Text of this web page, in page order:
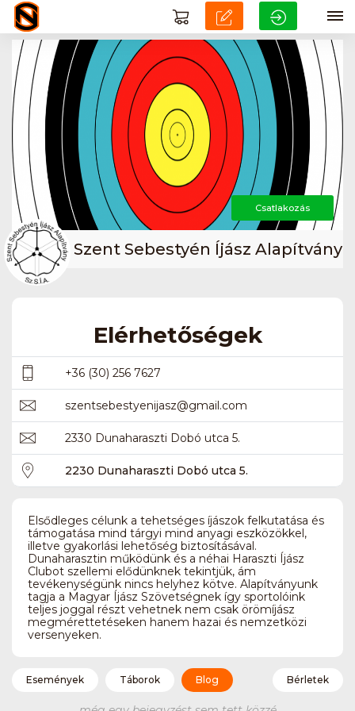
Csatlakozás
Szent Sebestyén Íjász Alapítvány
Elérhetőségek
+36 (30) 256 7627
szentsebestyenijasz@gmail.com
2330 Dunaharaszti Dobó utca 5.
2230 Dunaharaszti Dobó utca 5.
Elsődleges célunk a tehetséges íjászok felkutatása és
támogatása mind tárgyi mind anyagi eszközökkel,
illetve gyakorlási lehetőség biztosításával.
Dunaharasztin működünk és a néhai Haraszti Íjász
Clubot szellemi elődünknek tekintjük, ám
tevékenységünk nincs helyhez kötve. Alapítványunk
tagja a Magyar Íjász Szövetségnek így sportolóink
teljes joggal részt vehetnek nem csak örömíjász
megmérettetéseken hanem hazai és nemzetközi
versenyeken.
Bérletek
Események Táborok Blog